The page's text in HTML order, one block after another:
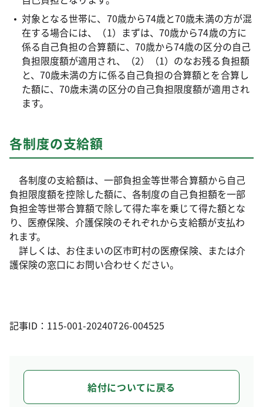
対象となる世帯に、70歳から74歳と70歳未満の方が混
在する場合には、（1）まずは、70歳から74歳の方に
係る自己負担の合算額に、70歳から74歳の区分の自己
負担限度額が適用され、（2）（1）のなお残る負担額
と、70歳未満の方に係る自己負担の合算額とを合算し
た額に、70歳未満の区分の自己負担限度額が適用され
ます。
各制度の支給額
各制度の支給額は、一部負担金等世帯合算額から自己
負担限度額を控除した額に、各制度の自己負担額を一部
負担金等世帯合算額で除して得た率を乗じて得た額とな
り、医療保険、介護保険のそれぞれから支給額が支払わ
れます。
詳しくは、お住まいの区市町村の医療保険、または介
護保険の窓口にお問い合わせください。
記事ID：115-001-20240726-004525
給付についてに戻る